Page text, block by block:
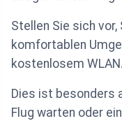
Stellen Sie sich
komfortablen
kostenlosem WLAN.
Dies ist besonders
Flug warten oder